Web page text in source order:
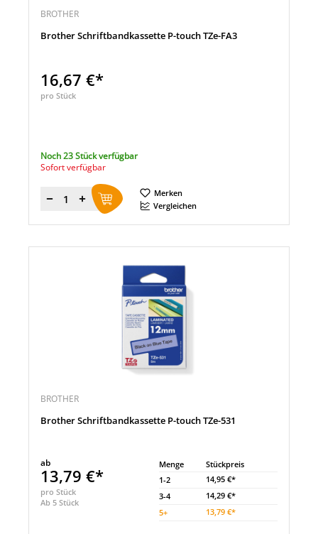
BROTHER
Brother Schriftbandkassette P-touch TZe-FA3
16,67 €*
pro Stück
Noch 23 Stück verfügbar
Sofort verfügbar
Menge
Merken
Vergleichen
BROTHER
Brother Schriftbandkassette P-touch TZe-531
ab
13,79 €*
pro Stück
Ab 5 Stück
Menge
Stückpreis
1-2
14,95 €*
3-4
14,29 €*
5+ 13,79 €*